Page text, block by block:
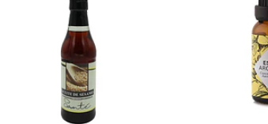
Aceite de
sésam...
Not
Available